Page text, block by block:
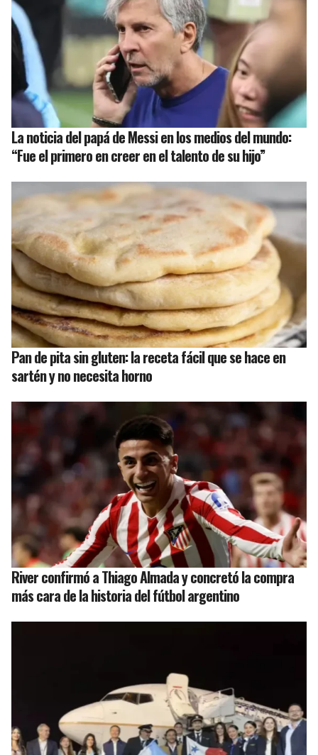
La noticia del papá de Messi en los medios del mundo:
“Fue el primero en creer en el talento de su hijo”
Pan de pita sin gluten: la receta fácil que se hace en
sartén y no necesita horno
River confirmó a Thiago Almada y concretó la compra
más cara de la historia del fútbol argentino